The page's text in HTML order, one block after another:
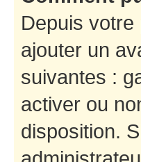
Depuis votre
ajouter un
suivantes :
activer ou
disposition.